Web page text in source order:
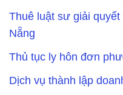
Thuê luật sư giải
Nẵng
Thủ tục ly hôn đơn
Dịch vụ thành lập